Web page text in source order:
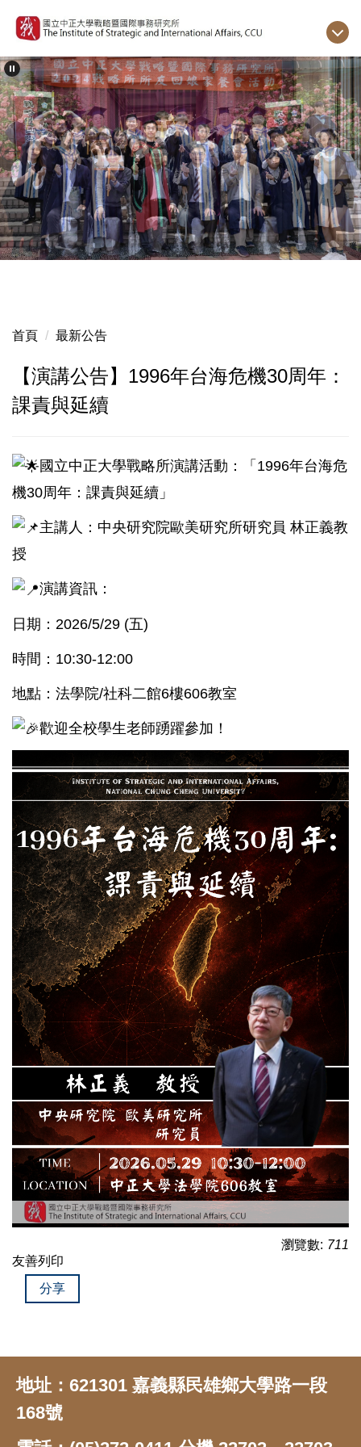
到
要
內
容
區
首頁 最新公告
【演講公告】1996年台海危機30周年：
課責與延續
國立中正大學戰略所演講活動：「1996年台海危
機30周年：課責與延續」
主講人：中央研究院歐美研究所研究員 林正義教
授
演講資訊：
日期：2026/5/29 (五)
時間：10:30-12:00
地點：法學院/社科二館6樓606教室
歡迎全校學生老師踴躍參加！
瀏覽數: 711
友善列印
分享
地址：621301 嘉義縣民雄鄉大學路一段
168號